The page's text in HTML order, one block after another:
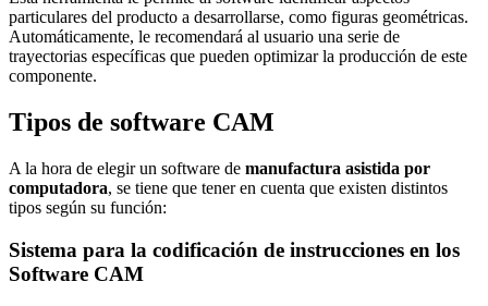
particulares del producto a desarrollarse, como figuras geométricas.
Automáticamente, le recomendará al usuario una serie de
trayectorias específicas que pueden optimizar la producción de este
componente.
Tipos de software CAM
A la hora de elegir un software de manufactura asistida por
computadora, se tiene que tener en cuenta que existen distintos
tipos según su función:
Sistema para la codificación de instrucciones en los
Software CAM